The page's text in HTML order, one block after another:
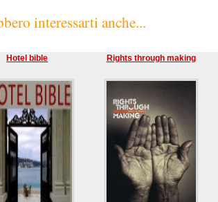
interessarti anche...
Hotel bible Rights through making